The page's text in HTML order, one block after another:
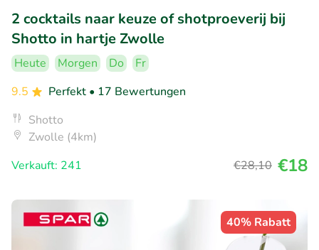
2 cocktails naar keuze of shotproeverij bij
Shotto in hartje Zwolle
Heute Morgen Do
Fr
9.5
Perfekt • 17 Bewertungen
Shotto
Zwolle (4km)
Verkauft: 241
€28,10 €18
40% Rabatt